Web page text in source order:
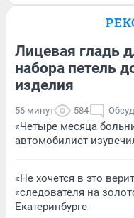
Лицевая гладь
набора петель
изделия
56 минут 584
«Четыре месяца
автомобилист
«Не хочется в это
«следователя на
Екатеринбурге